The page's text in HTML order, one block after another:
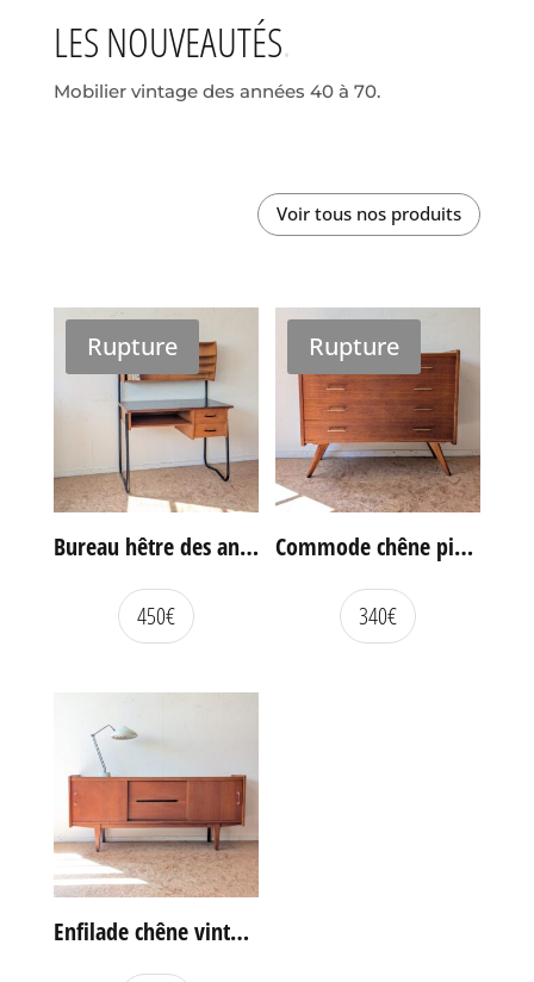
LES NOUVEAUTÉS
Mobilier vintage des années 40 à 70.
Voir tous nos produits
Rupture
Bureau hêtre des années 60
450€
Rupture
Commode chêne pieds compas vintage
340€
Enfilade chêne vintage portes coulissantes